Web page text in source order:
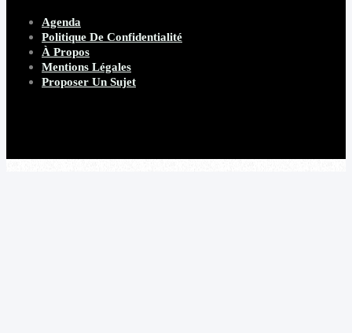
Agenda
Politique De Confidentialité
À Propos
Mentions Légales
Proposer Un Sujet